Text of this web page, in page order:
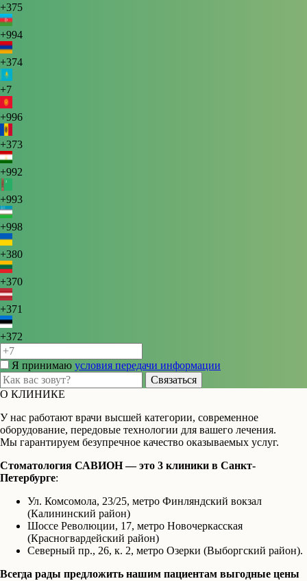
+375
+994
+374
+7
+996
+373
+992
+993
+998
+380
+370
+371
+372
Я принимаю условия передачи информации
Связаться
О КЛИНИКЕ
У нас работают врачи высшей категории, современное
оборудование, передовые технологии для вашего лечения.
Мы гарантируем безупречное качество оказываемых услуг.
Стоматология САВИОН — это 3 клиники в Санкт-
Петербурге:
Ул. Комсомола, 23/25, метро Финляндский вокзал
(Калининский район)
Шоссе Революции, 17, метро Новочеркасская
(Красногвардейский район)
Северный пр., 26, к. 2, метро Озерки (Выборгский район).
Всегда рады предложить нашим пациентам выгодные цены